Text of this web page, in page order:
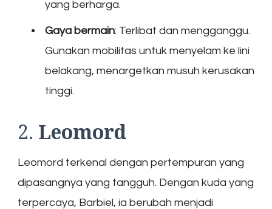
yang berharga.
Gaya bermain: Terlibat dan mengganggu.
Gunakan mobilitas untuk menyelam ke lini
belakang, menargetkan musuh kerusakan
tinggi.
2. Leomord
Leomord terkenal dengan pertempuran yang
dipasangnya yang tangguh. Dengan kuda yang
terpercaya, Barbiel, ia berubah menjadi